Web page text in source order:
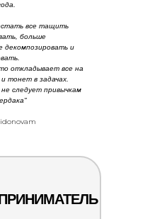
все тащить
больше
декомпозировать и
откладывает все на
тонет в задачах.
следует привычкам